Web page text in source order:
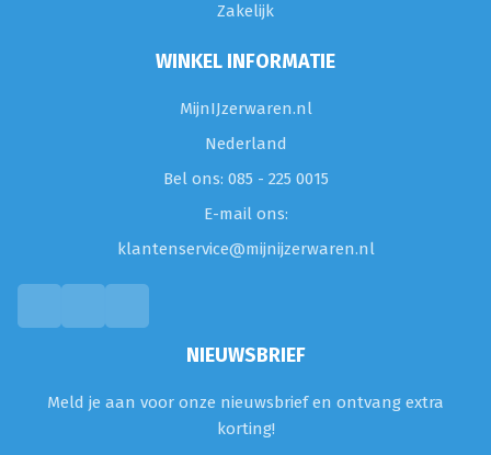
Zakelijk
WINKEL INFORMATIE
MijnIJzerwaren.nl
Nederland
Bel ons: 085 - 225 0015
E-mail ons:
klantenservice@mijnijzerwaren.nl
NIEUWSBRIEF
Meld je aan voor onze nieuwsbrief en ontvang extra
korting!